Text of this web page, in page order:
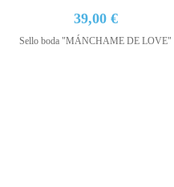
39,00 €
Sello boda "MÁNCHAME DE LOVE"